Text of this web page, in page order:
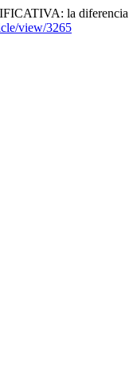
la diferencia
view/3265